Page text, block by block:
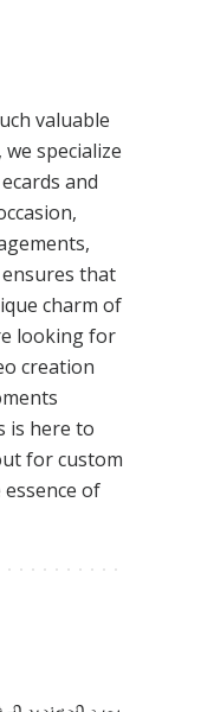
valuable
specialize
and
that
charm of
looking for
creation
is here to
for custom
of